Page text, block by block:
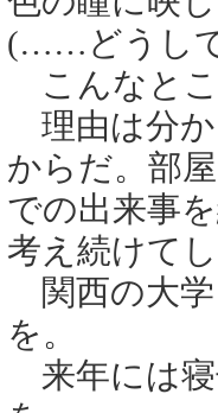
(……どうし
こんなとこ
理由は分か
からだ。部
での出来事
考え続けて
関西の大学
を。
来年には寝